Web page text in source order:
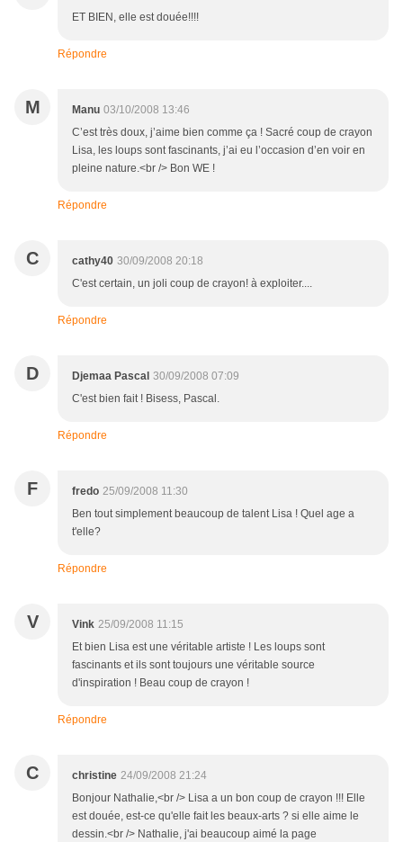
ET BIEN, elle est douée!!!!
Répondre
M Manu 03/10/2008 13:46
C’est très doux, j’aime bien comme ça ! Sacré coup de crayon
Lisa, les loups sont fascinants, j’ai eu l’occasion d’en voir en
pleine nature.<br /> Bon WE !
Répondre
C cathy40 30/09/2008 20:18
C'est certain, un joli coup de crayon! à exploiter....
Répondre
D Djemaa Pascal 30/09/2008 07:09
C'est bien fait ! Bisess, Pascal.
Répondre
F fredo 25/09/2008 11:30
Ben tout simplement beaucoup de talent Lisa ! Quel age a
t'elle?
Répondre
V Vink 25/09/2008 11:15
Et bien Lisa est une véritable artiste ! Les loups sont
fascinants et ils sont toujours une véritable source
d'inspiration ! Beau coup de crayon !
Répondre
C christine 24/09/2008 21:24
Bonjour Nathalie,<br /> Lisa a un bon coup de crayon !!! Elle
est douée, est-ce qu'elle fait les beaux-arts ? si elle aime le
dessin.<br /> Nathalie, j'ai beaucoup aimé la page